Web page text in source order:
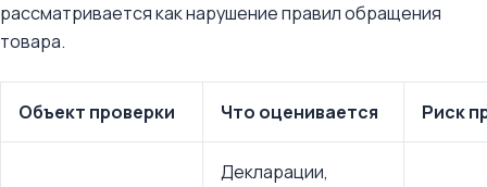
рассматривается как нарушение правил обращения
товара.
Объект проверки Что оценивается Риск
Декларации,